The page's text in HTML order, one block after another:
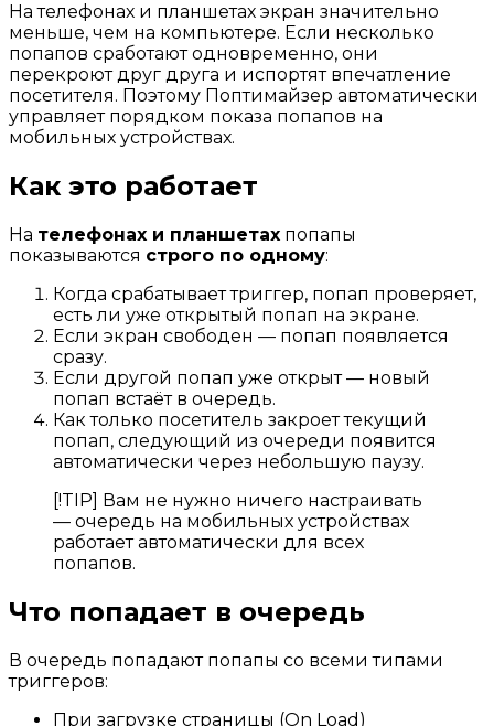
На телефонах и планшетах экран значительно
меньше, чем на компьютере. Если несколько
попапов сработают одновременно, они
перекроют друг друга и испортят впечатление
посетителя. Поэтому Поптимайзер автоматически
управляет порядком показа попапов на
мобильных устройствах.
Как это работает
На телефонах и планшетах попапы
показываются строго по одному:
Когда срабатывает триггер, попап проверяет,
есть ли уже открытый попап на экране.
Если экран свободен — попап появляется
сразу.
Если другой попап уже открыт — новый
попап встаёт в очередь.
Как только посетитель закроет текущий
попап, следующий из очереди появится
автоматически через небольшую паузу.
[!TIP] Вам не нужно ничего настраивать
— очередь на мобильных устройствах
работает автоматически для всех
попапов.
Что попадает в очередь
В очередь попадают попапы со всеми типами
триггеров:
При загрузке страницы (On Load)